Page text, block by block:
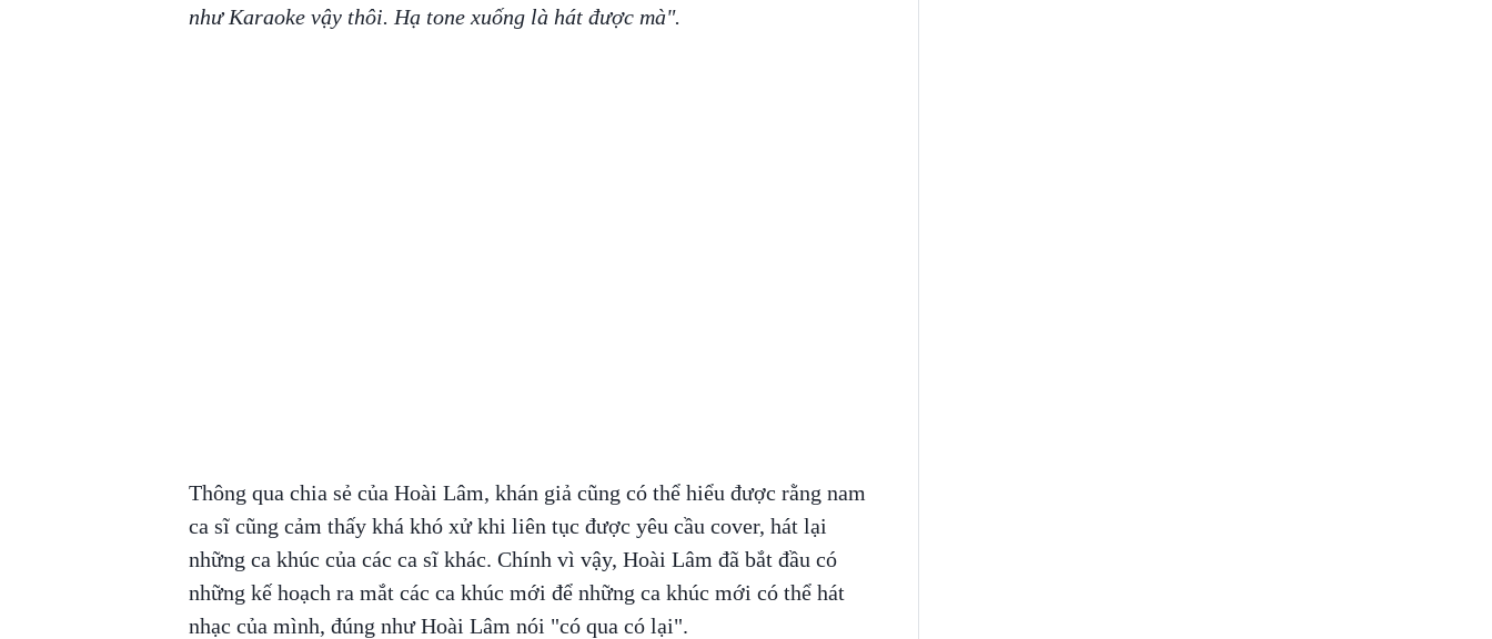
như Karaoke vậy thôi. Hạ tone xuống là hát được mà".
Thông qua chia sẻ của Hoài Lâm, khán giả cũng có thể hiểu được rằng nam
ca sĩ cũng cảm thấy khá khó xử khi liên tục được yêu cầu cover, hát lại
những ca khúc của các ca sĩ khác. Chính vì vậy, Hoài Lâm đã bắt đầu có
những kế hoạch ra mắt các ca khúc mới để những ca khúc mới có thể hát
nhạc của mình, đúng như Hoài Lâm nói "có qua có lại".